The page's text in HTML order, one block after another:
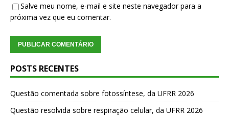
Salve meu nome, e-mail e site neste navegador para a
próxima vez que eu comentar.
POSTS RECENTES
Questão comentada sobre fotossíntese, da UFRR 2026
Questão resolvida sobre respiração celular, da UFRR 2026